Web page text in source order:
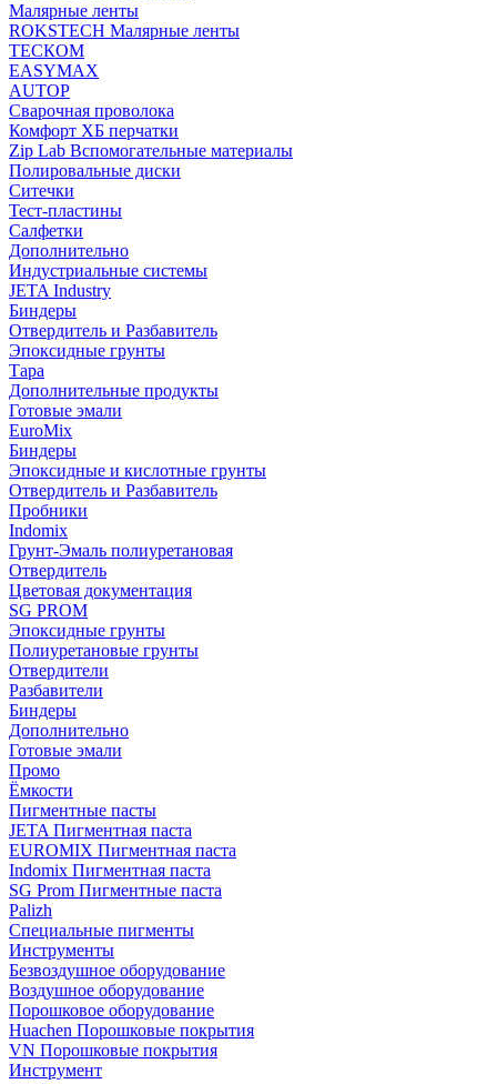
Малярные ленты
ROKSTECH Малярные ленты
ТЕСКОМ
EASYMAX
AUTOP
Сварочная проволока
Комфорт ХБ перчатки
Zip Lab Вспомогательные материалы
Полировальные диски
Ситечки
Тест-пластины
Салфетки
Дополнительно
Индустриальные системы
JETA Industry
Биндеры
Отвердитель и Разбавитель
Эпоксидные грунты
Тара
Дополнительные продукты
Готовые эмали
EuroMix
Биндеры
Эпоксидные и кислотные грунты
Отвердитель и Разбавитель
Пробники
Indomix
Грунт-Эмаль полиуретановая
Отвердитель
Цветовая документация
SG PROM
Эпоксидные грунты
Полиуретановые грунты
Отвердители
Разбавители
Биндеры
Дополнительно
Готовые эмали
Промо
Ёмкости
Пигментные пасты
JETA Пигментная паста
EUROMIX Пигментная паста
Indomix Пигментная паста
SG Prom Пигментные паста
Palizh
Специальные пигменты
Инструменты
Безвоздушное оборудование
Воздушное оборудование
Порошковое оборудование
Huachen Порошковые покрытия
VN Порошковые покрытия
Инструмент